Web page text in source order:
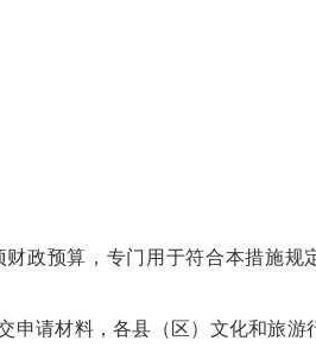
政预算，专门用于符合本措施规
申请材料，各县（区）文化和旅游